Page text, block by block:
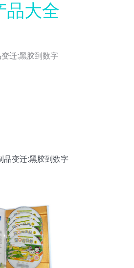
品大全
品变迁:黑胶到数字